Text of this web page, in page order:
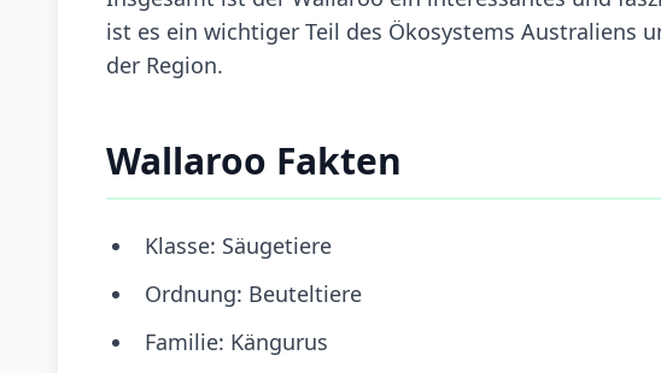
ist es ein wichtiger Teil des Ökosystems Australiens
der Region.
Wallaroo Fakten
Klasse: Säugetiere
Ordnung: Beuteltiere
Familie: Kängurus